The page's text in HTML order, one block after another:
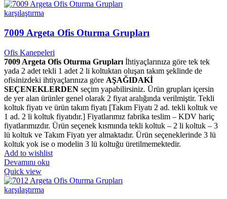
karşılaştırma
7009 Argeta Ofis Oturma Grupları
Ofis Kanepeleri
7009 Argeta Ofis Oturma Grupları İhtiyaçlarınıza göre tek tek
yada 2 adet tekli 1 adet 2 li koltuktan oluşan takım şeklinde de
ofisinizdeki ihtiyaçlarınıza göre AŞAĞIDAKİ
SEÇENEKLERDEN seçim yapabilirsiniz. Ürün grupları içersin
de yer alan ürünler genel olarak 2 fiyat aralığında verilmiştir. Tekli
koltuk fiyatı ve ürün takım fiyatı [Takım Fiyatı 2 ad. tekli koltuk ve
1 ad. 2 li koltuk fiyatıdır.] Fiyatlarımız fabrika teslim – KDV hariç
fiyatlarımızdır. Ürün seçenek kısmında tekli koltuk – 2 li koltuk – 3
lü koltuk ve Takım Fiyatı yer almaktadır. Ürün seçeneklerinde 3 lü
koltuk yok ise o modelin 3 lü koltuğu üretilmemektedir.
Add to wishlist
Devamını oku
Quick view
karşılaştırma